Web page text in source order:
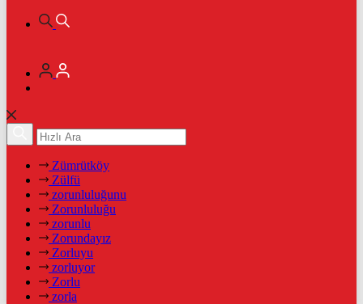
Zümrütköy
Zülfü
zorunluluğunu
Zorunluluğu
zorunlu
Zorundayız
Zorluyu
zorluyor
Zorlu
zorla